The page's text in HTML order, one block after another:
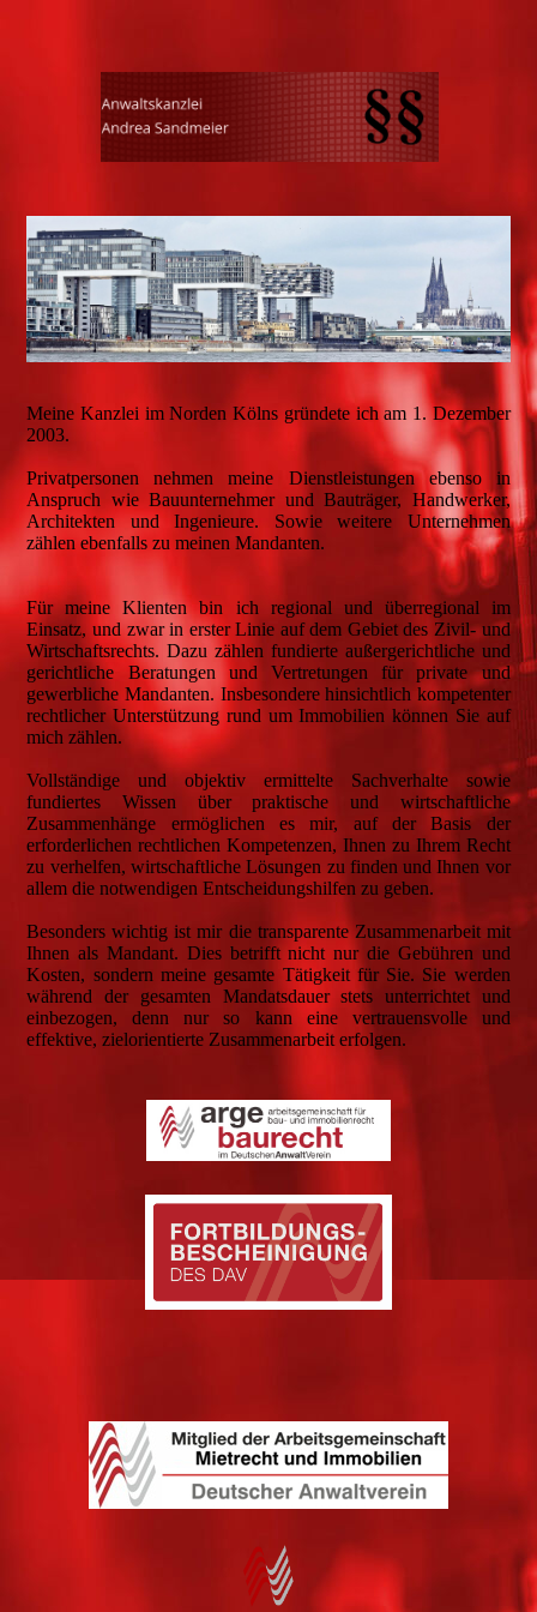
Meine Kanzlei im Norden Kölns gründete ich am 1. Dezember
2003.
Privatpersonen nehmen meine Dienstleistungen ebenso in
Anspruch wie Bauunternehmer und Bauträger, Handwerker,
Architekten und Ingenieure. Sowie weitere Unternehmen
zählen ebenfalls zu meinen Mandanten.
Für meine Klienten bin ich regional und überregional im
Einsatz, und zwar in erster Linie auf dem Gebiet des Zivil- und
Wirtschaftsrechts. Dazu zählen fundierte außergerichtliche und
gerichtliche Beratungen und Vertretungen für private und
gewerbliche Mandanten. Insbesondere hinsichtlich kompetenter
rechtlicher Unterstützung rund um Immobilien können Sie auf
mich zählen.
Vollständige und objektiv ermittelte Sachverhalte sowie
fundiertes Wissen über praktische und wirtschaftliche
Zusammenhänge ermöglichen es mir, auf der Basis der
erforderlichen rechtlichen Kompetenzen, Ihnen zu Ihrem Recht
zu verhelfen, wirtschaftliche Lösungen zu finden und Ihnen vor
allem die notwendigen Entscheidungshilfen zu geben.
Besonders wichtig ist mir die transparente Zusammenarbeit mit
Ihnen als Mandant. Dies betrifft nicht nur die Gebühren und
Kosten, sondern meine gesamte Tätigkeit für Sie. Sie werden
während der gesamten Mandatsdauer stets unterrichtet und
einbezogen, denn nur so kann eine vertrauensvolle und
effektive, zielorientierte Zusammenarbeit erfolgen.